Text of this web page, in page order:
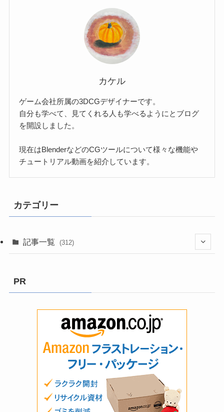
カケル
ゲーム会社所属の3DCGデザイナーです。
自分も学べて、見てくれる人も学べるようにとブログ
を開設しました。
現在はBlenderなどのCGツールについて様々な機能や
チュートリアル動画を紹介しています。
カテゴリー
記事一覧 (312)
(5)
(1)
(58)
(1)
(13)
(6)
(22)
PR